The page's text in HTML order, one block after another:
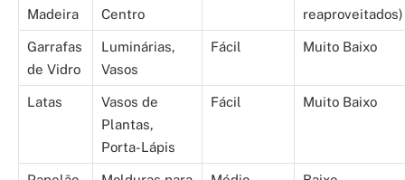
Madeira
Centro
reaproveitados)
Garrafas
de Vidro
Luminárias,
Vasos
Fácil Muito Baixo
Latas
Vasos de
Plantas,
Porta-Lápis
Fácil Muito Baixo